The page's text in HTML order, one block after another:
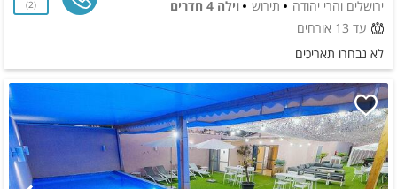
ירושלים והרי יהודה תירוש
וילה 4 חדרים
עד 13 אורחים
2
לא נבחרו תאריכים